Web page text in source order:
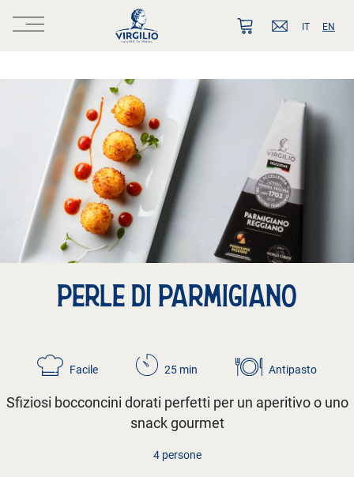
IT EN
PERLE DI PARMIGIANO
Facile 25 min Antipasto
Sfiziosi bocconcini dorati perfetti per un aperitivo o uno
snack gourmet
4 persone